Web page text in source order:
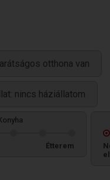
otthona van
nincs háziállatom
Étterem